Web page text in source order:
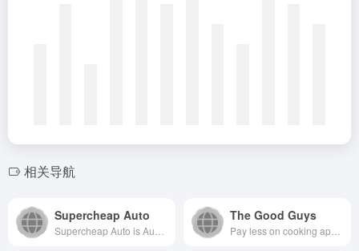
相关导航
Supercheap Auto The Good Guys